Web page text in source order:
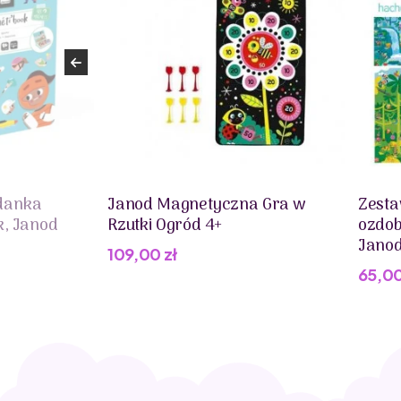
Janod
Janod Magnetyczna Gra w
Rzutki Ogród 4+
109,00 zł